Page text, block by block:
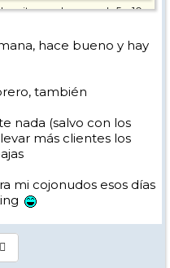
quitar que los pases de 5 y 10
dirán que economícamente
pero bueno.
packs con descuentos
al público. Supongo que
bien, que no? Pues
hace bueno y hay
también
nada (salvo con los
más clientes los
mi cojonudos esos días